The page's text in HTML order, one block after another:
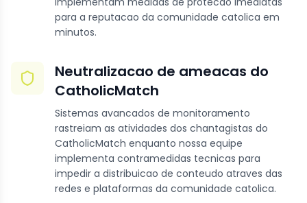
para a reputacao da comunidade catolica em
minutos.
Neutralizacao de ameacas do
CatholicMatch
Sistemas avancados de monitoramento
rastreiam as atividades dos chantagistas do
CatholicMatch enquanto nossa equipe
implementa contramedidas tecnicas para
impedir a distribuicao de conteudo atraves das
redes e plataformas da comunidade catolica.